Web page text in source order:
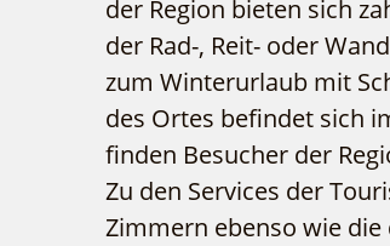
der Region bieten sich
der Rad-, Reit- oder
zum Winterurlaub mit
des Ortes befindet sich
finden Besucher der
Zu den Services der
Zimmern ebenso wie